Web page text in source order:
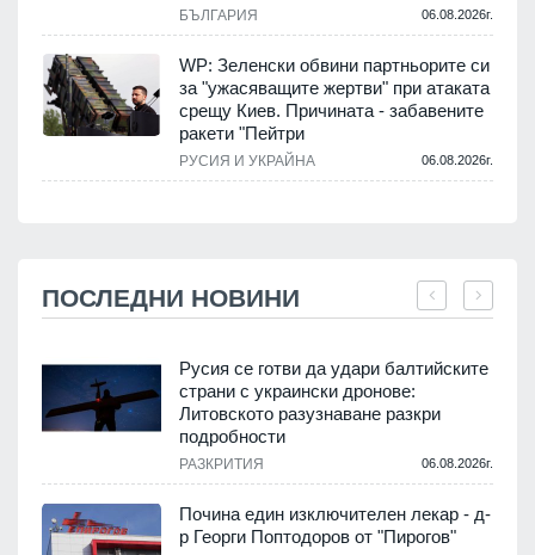
БЪЛГАРИЯ 06.08.2026г.
WP: Зеленски обвини партньорите си
за "ужасяващите жертви" при атаката
срещу Киев. Причината - забавените
ракети "Пейтри
РУСИЯ И УКРАЙНА 06.08.2026г.
ПОСЛЕДНИ НОВИНИ
Русия се готви да удари балтийските
страни с украински дронове:
Литовското разузнаване разкри
подробности
РАЗКРИТИЯ 06.08.2026г.
Почина един изключителен лекар - д-
р Георги Поптодоров от "Пирогов"